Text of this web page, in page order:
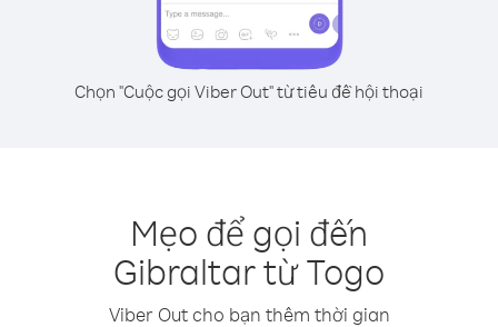
Chọn "Cuộc gọi Viber Out" từ tiêu đề hội thoại
Mẹo để gọi đến
Gibraltar từ Togo
Viber Out cho bạn thêm thời gian